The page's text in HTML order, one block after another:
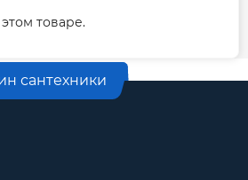
товаре.
сантехники